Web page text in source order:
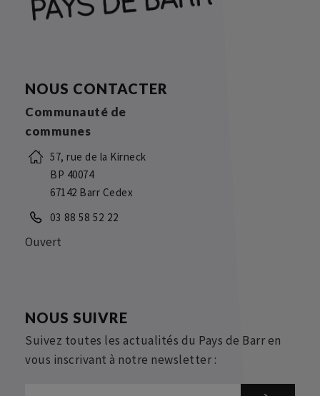
NOUS CONTACTER
Communauté de
communes
57, rue de la Kirneck
BP 40074
67142 Barr Cedex
03 88 58 52 22
Ouvert
NOUS SUIVRE
Suivez toutes les actualités du Pays de Barr en
vous inscrivant à notre newsletter :